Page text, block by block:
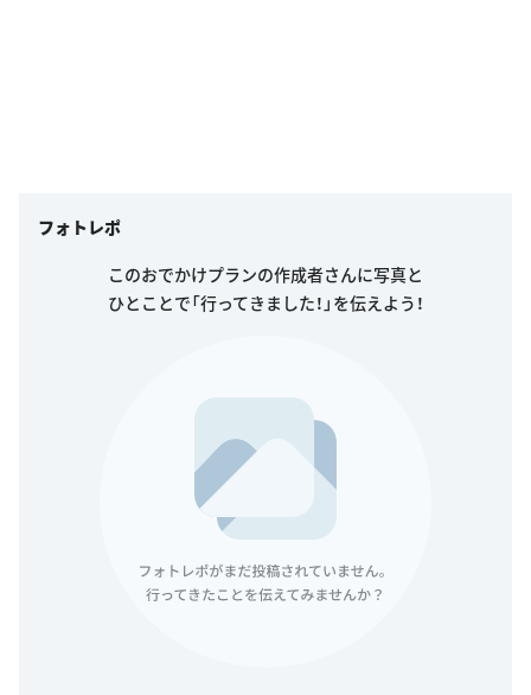
フォトレポ
このおでかけプランの作成者さんに写真と
ひとことで「行ってきました！」を伝えよう！